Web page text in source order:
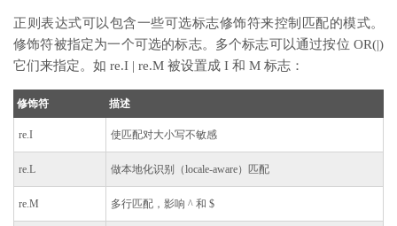
正则表达式可以包含一些可选标志修饰符来控制匹配的模式。
修饰符被指定为一个可选的标志。多个标志可以通过按位 OR(|)
它们来指定。如 re.I | re.M 被设置成 I 和 M 标志：
修饰符 描述
re.I 使匹配对大小写不敏感
re.L 做本地化识别（locale-aware）匹配
re.M 多行匹配，影响 ^ 和 $